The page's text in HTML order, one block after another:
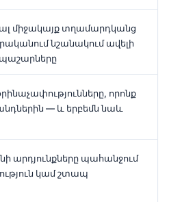
միջակայք տղամարդկանց
նշանակում ավելի
որոնք
— և երբեմն նաև
արդյունքները պահանջում
կամ շտապ